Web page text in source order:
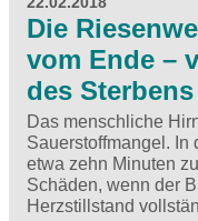
Die
vom Ende –
des Sterbens
Das menschliche
Sauerstoffmangel. In
etwa zehn Minuten
Schäden, wenn der
Herzstillstand